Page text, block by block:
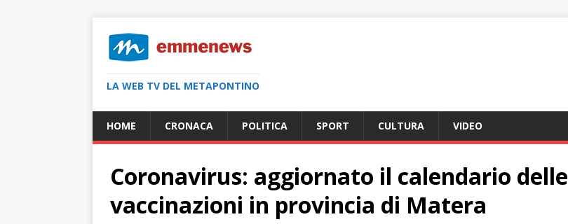
LA WEB TV DEL METAPONTINO
HOME CRONACA POLITICA SPORT CULTURA VIDEO
Coronavirus: aggiornato il calendario delle
vaccinazioni in provincia di Matera